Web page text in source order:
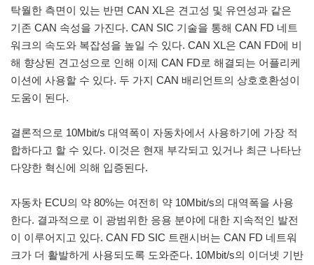
탁월한 측면이 있는 반면 CAN XL은 견고성 및 유연성과 같은
기존 CAN 속성을 가진다. CAN SIC 기술을 통해 CAN FD 네트
워크의 속도와 복잡성을 높일 수 있다. CAN XL은 CAN FD에 비
해 향상된 견고성으로 인해 이제 CAN FD로 해결되는 어플리케
이션에 사용할 수 있다. 두 가지 CAN 배리언트의 상호호환성이
도움이 된다.
결론적으로 10Mbit/s 대역폭이 자동차에서 사용하기에 가장 적
합하다고 할 수 있다. 이것은 현재 부각되고 있거나 최근 나타난
다양한 혁신에 의해 입증된다.
자동차 ECU의 약 80%는 여전히 약 10Mbit/s의 대역폭을 사용
한다. 결과적으로 이 광범위한 응용 분야에 대한 지속적인 발전
이 이루어지고 있다. CAN FD SIC 트랜시버는 CAN FD 네트워
크가 더 활발하게 사용되도록 도와준다. 10Mbit/s의 이더넷 기반